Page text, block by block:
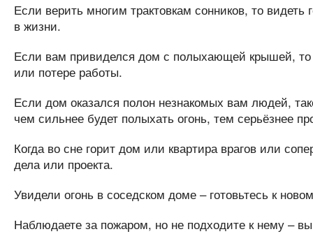
Если верить многим трактовкам сонников, то
в жизни.
Если вам привиделся дом с полыхающей крышей,
или потере работы.
Если дом оказался полон незнакомых вам людей,
чем сильнее будет полыхать огонь, тем серьёзнее
Когда во сне горит дом или квартира врагов или
дела или проекта.
Увидели огонь в соседском доме – готовьтесь к
Наблюдаете за пожаром, но не подходите к нему –